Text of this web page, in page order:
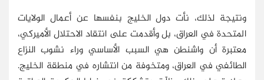
ونتيجة لذلك، نأت دول الخليج بنفسها عن أعمال الولايات
المتحدة في العراق، بل وأقدمت على انتقاد الاحتلال الأميركي،
معتبرة أن واشنطن هي السبب الأساسي وراء نشوب النزاع
الطائفي في العراق، ومتخوفة من انتشاره في منطقة الخليج.